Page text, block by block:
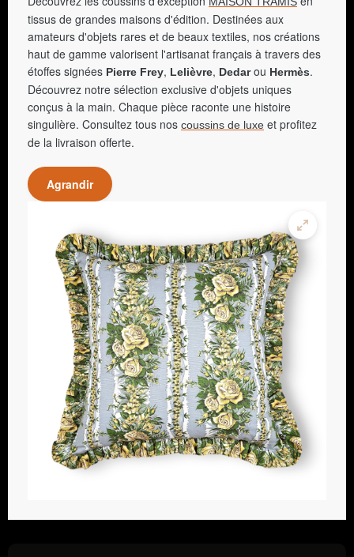
tissus de grandes maisons d'édition. Destinées aux
amateurs d'objets rares et de beaux textiles, nos créations
haut de gamme valorisent l'artisanat français à travers des
étoffes signées Pierre Frey, Lelièvre, Dedarou Hermès.
Découvrez notre sélection exclusive d'objets uniques
conçus à la main. Chaque pièce raconte une histoire
singulière. Consultez tous nos coussins de luxe et profitez
de la livraison offerte.
Agrandir